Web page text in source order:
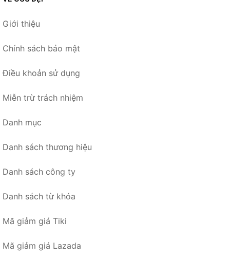
Giới thiệu
Chính sách bảo mật
Điều khoản sử dụng
Miễn trừ trách nhiệm
Danh mục
Danh sách thương hiệu
Danh sách công ty
Danh sách từ khóa
Mã giảm giá Tiki
Mã giảm giá Lazada